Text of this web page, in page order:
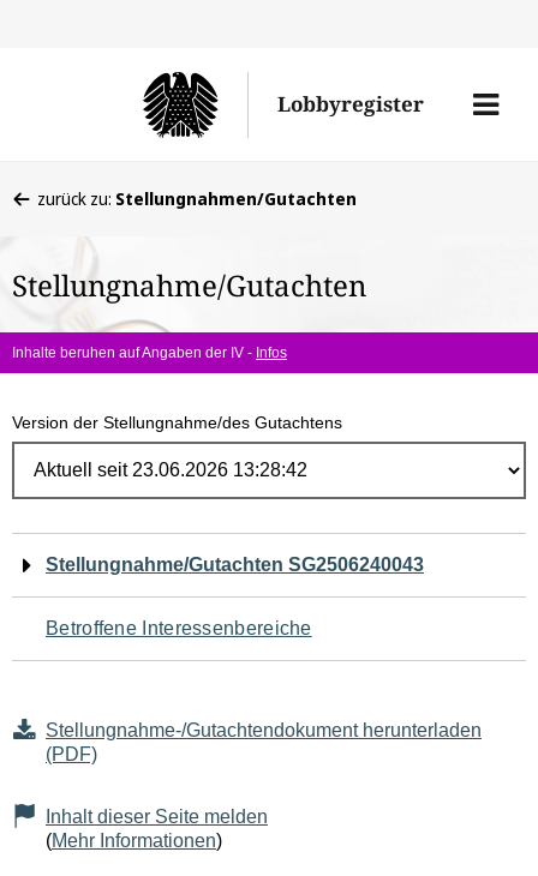
Lobbyregister
Menü
befinden
hier:
zurück zu: Stellungnahmen/Gutachten
Stellungnahme/Gutachten
Inhalte beruhen auf Angaben der IV - Infos
Version der Stellungnahme/des Gutachtens
Navigation
für
den
Seiteninhalt
Stellungnahme/Gutachten SG2506240043
Betroffene Interessenbereiche
Stellungnahme-/Gutachtendokument herunterladen
(PDF)
Inhalt dieser Seite melden
(Mehr Informationen)